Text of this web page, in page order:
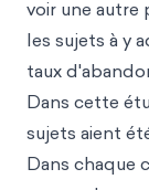
voir une autre
les sujets à y
taux
Dans cette
sujets aient
Dans chaque